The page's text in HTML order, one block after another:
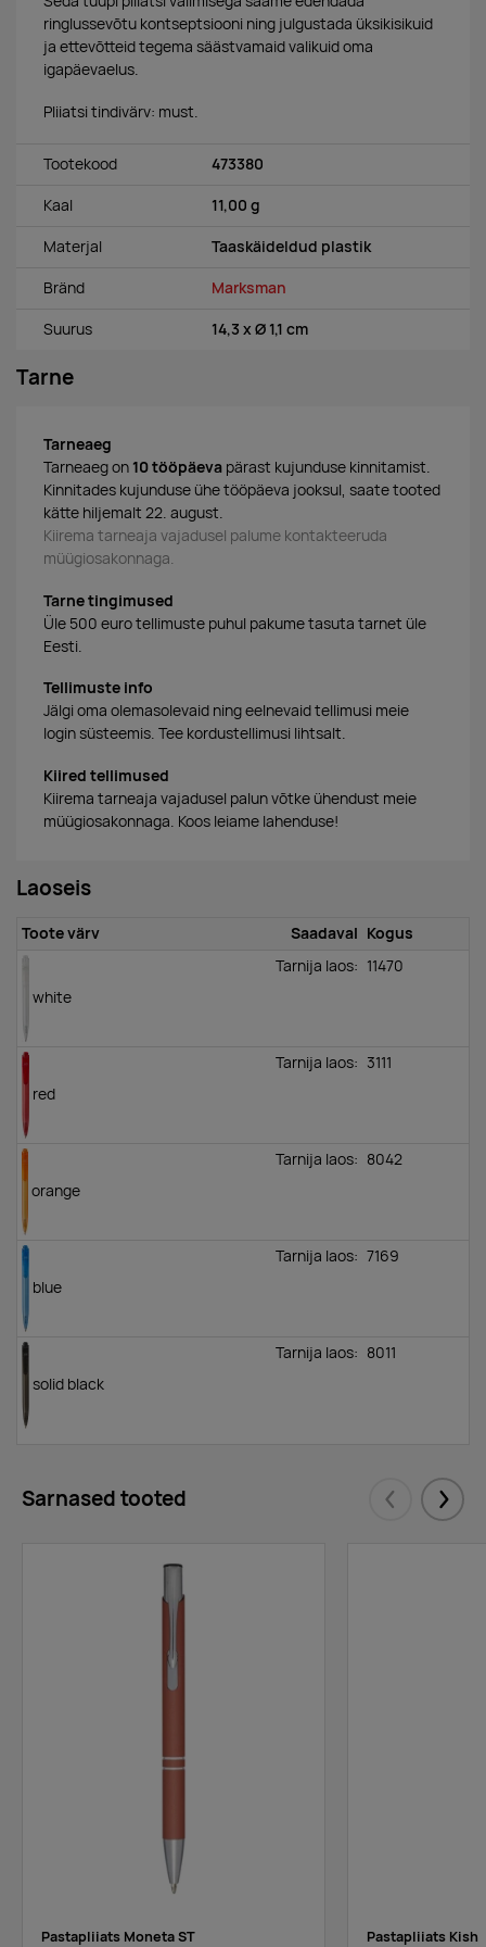
ringlussevõtu kontseptsiooni ning julgustada üksikisikuid
ja ettevõtteid tegema säästvamaid valikuid oma
igapäevaelus.
Pliiatsi tindivärv: must.
Tootekood 473380
Kaal 11,00 g
Materjal Taaskäideldud plastik
Bränd Marksman
Suurus 14,3 x Ø 1,1 cm
Tarne
Tarneaeg
Tarneaeg on 10 tööpäeva pärast kujunduse kinnitamist.
Kinnitades kujunduse ühe tööpäeva jooksul, saate tooted
kätte hiljemalt 22. august.
Kiirema tarneaja vajadusel palume kontakteeruda
müügiosakonnaga.
Tarne tingimused
Üle 500 euro tellimuste puhul pakume tasuta tarnet üle
Eesti.
Tellimuste info
Jälgi oma olemasolevaid ning eelnevaid tellimusi meie
login süsteemis. Tee kordustellimusi lihtsalt.
Kiired tellimused
Kiirema tarneaja vajadusel palun võtke ühendust meie
müügiosakonnaga. Koos leiame lahenduse!
Laoseis
Toote värv Saadaval Kogus
white
Tarnija laos: 11470
red
Tarnija laos: 3111
orange
Tarnija laos: 8042
blue
Tarnija laos: 7169
solid black
Tarnija laos: 8011
Sarnased tooted Eelmised
Pastapliiats Moneta ST Pastapliiats Kish